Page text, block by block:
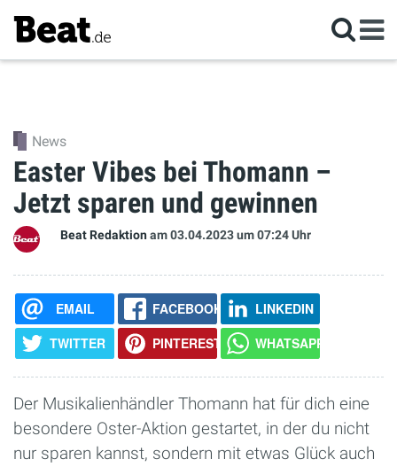
News
Easter Vibes bei Thomann –
Jetzt sparen und gewinnen
Beat Redaktionam 03.04.2023um 07:24 Uhr
EMAIL FACEBOOK
LINKEDIN
TWITTER
PINTEREST WHATSAPP
Der Musikalienhändler Thomann hat für dich eine
besondere Oster-Aktion gestartet, in der du nicht
nur sparen kannst, sondern mit etwas Glück auch